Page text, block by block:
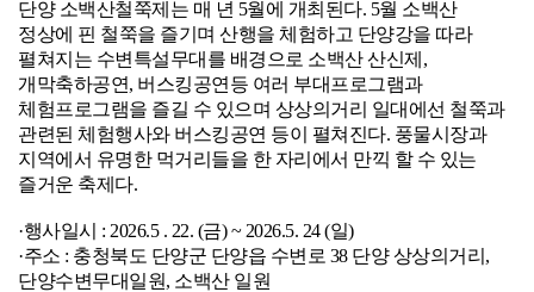
단양 소백산철쭉제는 매 년 5월에 개최된다. 5월 소백산
정상에 핀 철쭉을 즐기며 산행을 체험하고 단양강을 따라
펼쳐지는 수변특설무대를 배경으로 소백산 산신제,
개막축하공연, 버스킹공연등 여러 부대프로그램과
체험프로그램을 즐길 수 있으며 상상의거리 일대에선 철쭉과
관련된 체험행사와 버스킹공연 등이 펼쳐진다. 풍물시장과
지역에서 유명한 먹거리들을 한 자리에서 만끽 할 수 있는
즐거운 축제다.
·행사일시 : 2026.5 . 22. (금) ~ 2026.5. 24 (일)
·주소 : 충청북도 단양군 단양읍 수변로 38 단양 상상의거리,
단양수변무대일원, 소백산 일원